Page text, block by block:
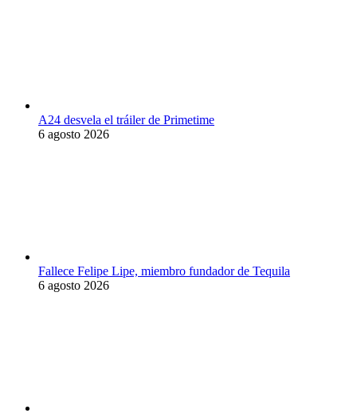
A24 desvela el tráiler de Primetime
6 agosto 2026
Fallece Felipe Lipe, miembro fundador de Tequila
6 agosto 2026